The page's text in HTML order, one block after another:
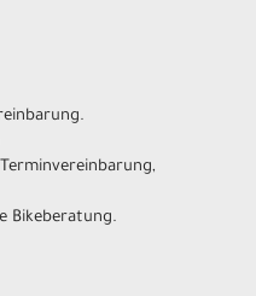
Bikeberatung.